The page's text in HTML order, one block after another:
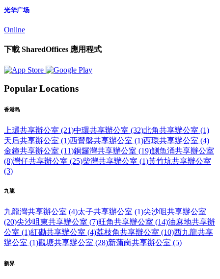
光华广场
Online
下載 SharedOffices 應用程式
Popular Locations
香港島
上環共享辦公室 (21)中環共享辦公室 (32)北角共享辦公室 (1)
天后共享辦公室 (1)西營盤共享辦公室 (1)西環共享辦公室 (4)
金鐘共享辦公室 (11)銅鑼灣共享辦公室 (19)鰂魚涌共享辦公室
(8)灣仔共享辦公室 (25)柴灣共享辦公室 (1)黃竹坑共享辦公室
(3)
九龍
九龍灣共享辦公室 (4)太子共享辦公室 (1)尖沙咀共享辦公室
(20)尖沙咀東共享辦公室 (7)旺角共享辦公室 (14)油麻地共享辦
公室 (1)紅磡共享辦公室 (4)荔枝角共享辦公室 (10)西九龍共享
辦公室 (1)觀塘共享辦公室 (28)新蒲崗共享辦公室 (5)
新界